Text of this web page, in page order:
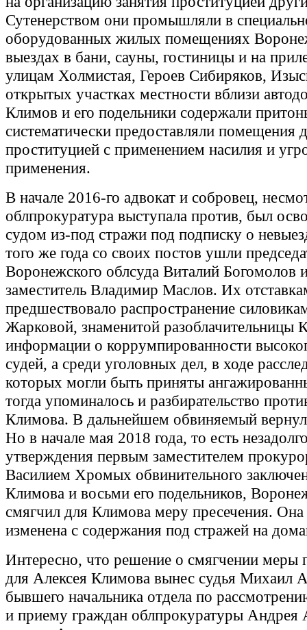
Сутенерством они промышляли в
оборудованных жилых помещениях
выездах в бани, сауны, гостиницы и на
улицам Холмистая, Героев Сибиряков,
открытых участках местности вблизи
Климов и его подельники содержали
систематически предоставляли помещения
проституцией с применением насилия и
применения.
В начале 2016-го адвокат и собровец,
облпрокуратура выступала против, был
судом из-под стражи под подписку о
того же года со своих постов ушли
Воронежского облсуда Виталий Богомолов
заместитель Владимир Маслов. Их
предшествовало распространение
Жарковой, знаменитой разоблачительницы
информации о коррумпированности
судей, а среди уголовных дел, в ходе
которых могли быть приняты
тогда упоминалось и разбирательство
Климова. В дальнейшем обвиняемый
Но в начале мая 2018 года, то есть
утверждения первым заместителем
Василием Хромых обвинительного
Климова и восьми его подельников,
смягчил для Климова меру пресечения.
изменена с содержания под стражей на
Интересно, что решение о смягчении меры
для Алексея Климова вынес судья Михаил
бывшего начальника отдела по
и приему граждан облпрокуратуры Андрея